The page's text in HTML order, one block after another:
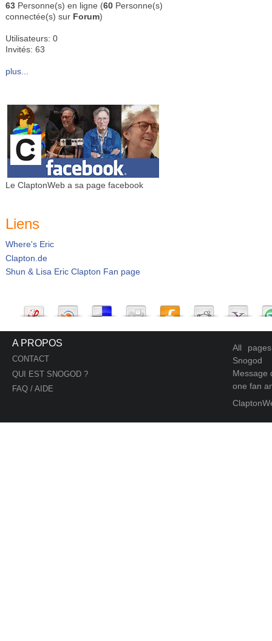
63 Personne(s) en ligne (60 Personne(s)
connectée(s) sur Forum)
Utilisateurs: 0
Invités: 63
plus...
Le ClaptonWeb a sa page facebook
Liens
Where's Eric
Clapton.de
Shun & Lisa Eric Clapton Fan page
A PROPOS
CONTACT
QUI EST SNOGOD ?
FAQ / AIDE
All
Snogod
Message
one fan